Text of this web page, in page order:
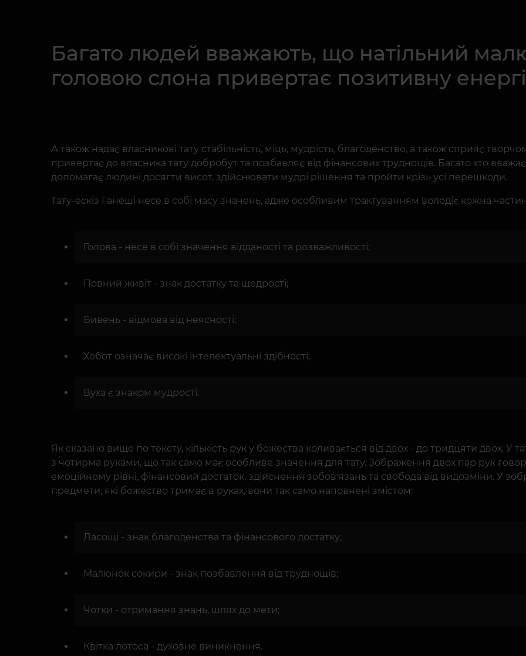
Багато людей вважають, що натільний
головою слона привертає позитивну
А також надає власникові тату стабільність, міць, мудрість, благоденство, а також сприяє
привертає до власника тату добробут та позбавляє від фінансових труднощів. Багато хто
допомагає людині досягти висот, здійснювати мудрі рішення та пройти крізь усі перешкоди.
Тату-ескіз Ганеші несе в собі масу значень, адже особливим трактуванням володіє кожна
Голова - несе в собі значення відданості та розважливості;
Повний живіт - знак достатку та щедрості;
Бивень - відмова від неясності;
Хобот означає високі інтелектуальні здібності;
Вуха є знаком мудрості.
Як сказано вище по тексту, кількість рук у божества коливається від двох - до тридцяти двох. У
з чотирма руками, що так само має особливе значення для тату. Зображення двох пар рук
емоційному рівні, фінансовий достаток, здійснення зобов'язань та свобода від видозміни. У
предмети, які божество тримає в руках, вони так само наповнені змістом:
Ласощі - знак благоденства та фінансового достатку;
Малюнок сокири - знак позбавлення від труднощів;
Чотки - отримання знань, шлях до мети;
Квітка лотоса - духовне виникнення.